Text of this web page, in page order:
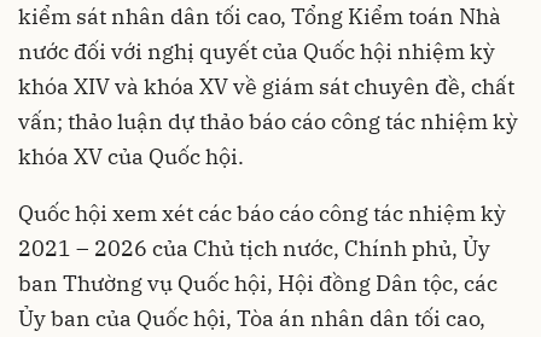
kiểm sát nhân dân tối cao, Tổng Kiểm toán Nhà
nước đối với nghị quyết của Quốc hội nhiệm kỳ
khóa XIV và khóa XV về giám sát chuyên đề, chất
vấn; thảo luận dự thảo báo cáo công tác nhiệm kỳ
khóa XV của Quốc hội.
Quốc hội xem xét các báo cáo công tác nhiệm kỳ
2021 – 2026 của Chủ tịch nước, Chính phủ, Ủy
ban Thường vụ Quốc hội, Hội đồng Dân tộc, các
Ủy ban của Quốc hội, Tòa án nhân dân tối cao,